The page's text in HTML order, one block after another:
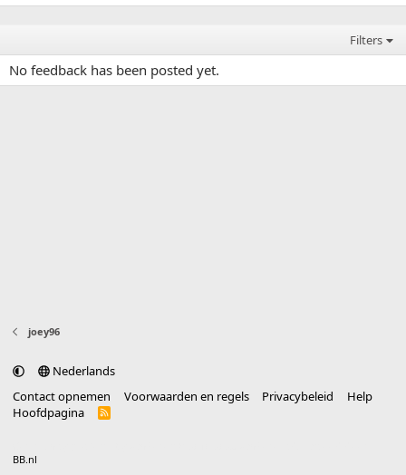
Filters
No feedback has been posted yet.
joey96
Nederlands
Contact opnemen
Voorwaarden en regels Privacybeleid
Help
Hoofdpagina
R
BB.nl